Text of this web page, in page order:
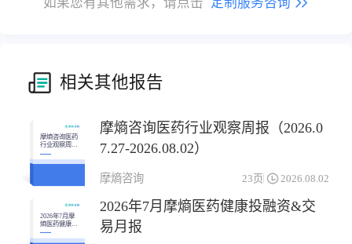
相关其他报告
摩熵咨询医药
行业观察周报
（2026.07.27-
2026.08.02）
摩熵咨询医药行业观察周报（2026.0
7.27-2026.08.02）
摩熵咨询 23页 2026.08.02
2026年7月摩
熵医药健康投
融资&交易月
报
2026年7月摩熵医药健康投融资&交
易月报